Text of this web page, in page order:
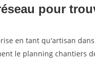
pour
en tant qu'artisan
le planning chantiers